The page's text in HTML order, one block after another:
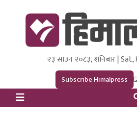
Himal Press
Dot NewsyNepal Media and
२३ साउन २०८३, शनिबार |
Subscribe Himalpress